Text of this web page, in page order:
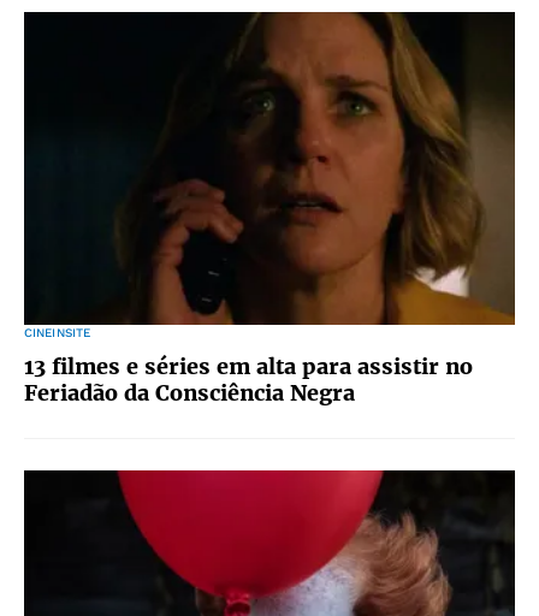
CINEINSITE
13 filmes e séries em alta para assistir no
Feriadão da Consciência Negra